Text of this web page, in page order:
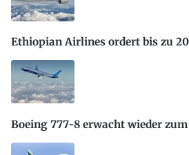
Ethiopian Airlines ordert bis zu
Boeing 777-8 erwacht wieder zum